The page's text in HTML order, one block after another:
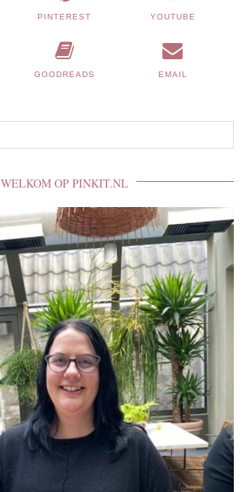
PINTEREST YOUTUBE
GOODREADS EMAIL
WELKOM OP PINKIT.NL